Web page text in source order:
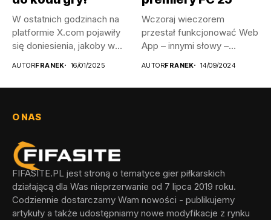
W ostatnich godzinach na
platformie X.com pojawiły
się doniesienia, jakoby w
AUTORFRANEK 16/01/2025
Wczoraj wieczorem
przestał funkcjonować Web
App – innymi słowy –
AUTORFRANEK 14/09/2024
O NAS
FIFASITE.PL jest stroną o tematyce gier piłkarskich
działającą dla Was nieprzerwanie od 7 lipca 2019 roku.
Codziennie dostarczamy Wam nowości - publikujemy
artykuły a także udostępniamy nowe modyfikacje z rynku